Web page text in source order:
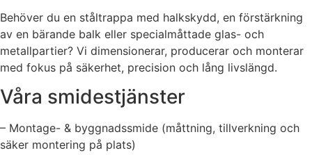
Behöver du en ståltrappa med halkskydd, en förstärkning
av en bärande balk eller specialmåttade glas- och
metallpartier? Vi dimensionerar, producerar och monterar
med fokus på säkerhet, precision och lång livslängd.
Våra smidestjänster
– Montage- & byggnadssmide (måttning, tillverkning och
säker montering på plats)